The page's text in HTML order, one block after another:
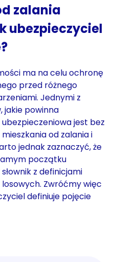
zalania
ubezpieczyciel
ma na celu ochronę
przed różnego
Jednymi z
jakie powinna
jest bez
od zalania i
jednak zaznaczyć, że
początku
z definicjami
Zwróćmy więc
definiuje pojęcie